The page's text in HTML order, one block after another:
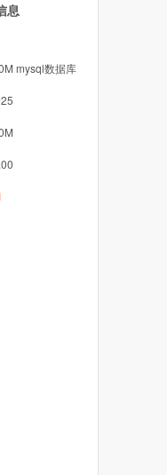
息
mysql数据库